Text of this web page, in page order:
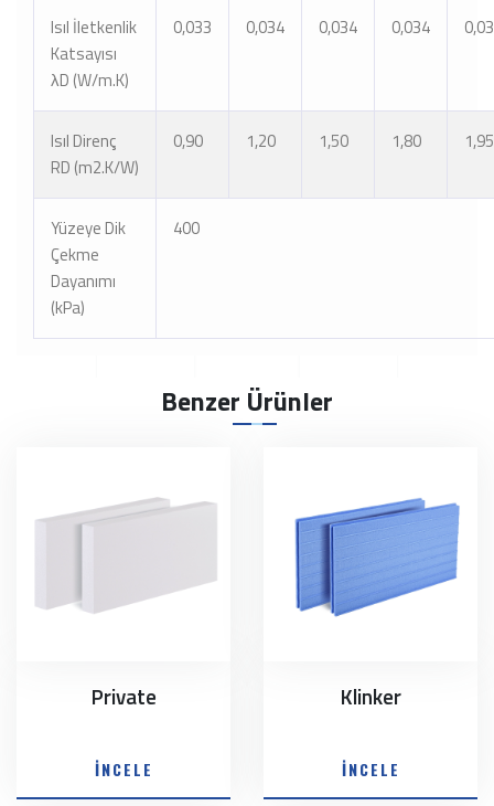
Isıl İletkenlik
Katsayısı
λD (W/m.K)
0,033 0,034 0,034 0,034
Isıl Direnç
RD (m2.K/W)
0,90 1,20 1,50 1,80 1,95
Yüzeye Dik
Çekme
Dayanımı
(kPa)
400
Benzer Ürünler
Private
İNCELE
Klinker
İNCELE